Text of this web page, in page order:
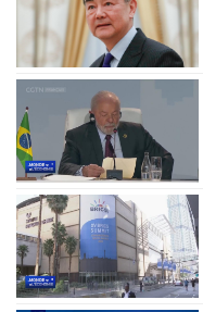
01:40
02:05